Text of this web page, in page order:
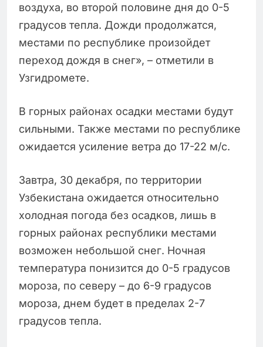
воздуха, во второй половине дня до 0-5
градусов тепла. Дожди продолжатся,
местами по республике произойдет
переход дождя в снег», – отметили в
Узгидромете.
В горных районах осадки местами будут
сильными. Также местами по республике
ожидается усиление ветра до 17-22 м/с.
Завтра, 30 декабря, по территории
Узбекистана ожидается относительно
холодная погода без осадков, лишь в
горных районах республики местами
возможен небольшой снег. Ночная
температура понизится до 0-5 градусов
мороза, по северу – до 6-9 градусов
мороза, днем будет в пределах 2-7
градусов тепла.